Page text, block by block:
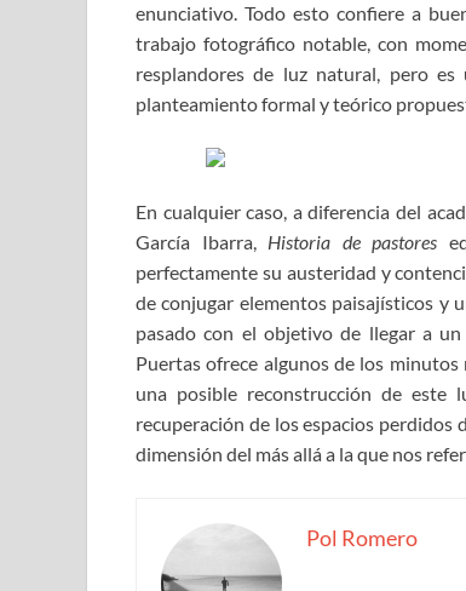
enunciativo. Todo esto confiere a
trabajo fotográfico notable, con
resplandores de luz natural, pero
planteamiento formal y teórico
En cualquier caso, a diferencia del
García Ibarra, Historia de pastores
perfectamente su austeridad y
de conjugar elementos paisajísticos y
pasado con el objetivo de llegar a
Puertas ofrece algunos de los
una posible reconstrucción de este
recuperación de los espacios perdidos
dimensión del más allá a la que nos
Pol Romero